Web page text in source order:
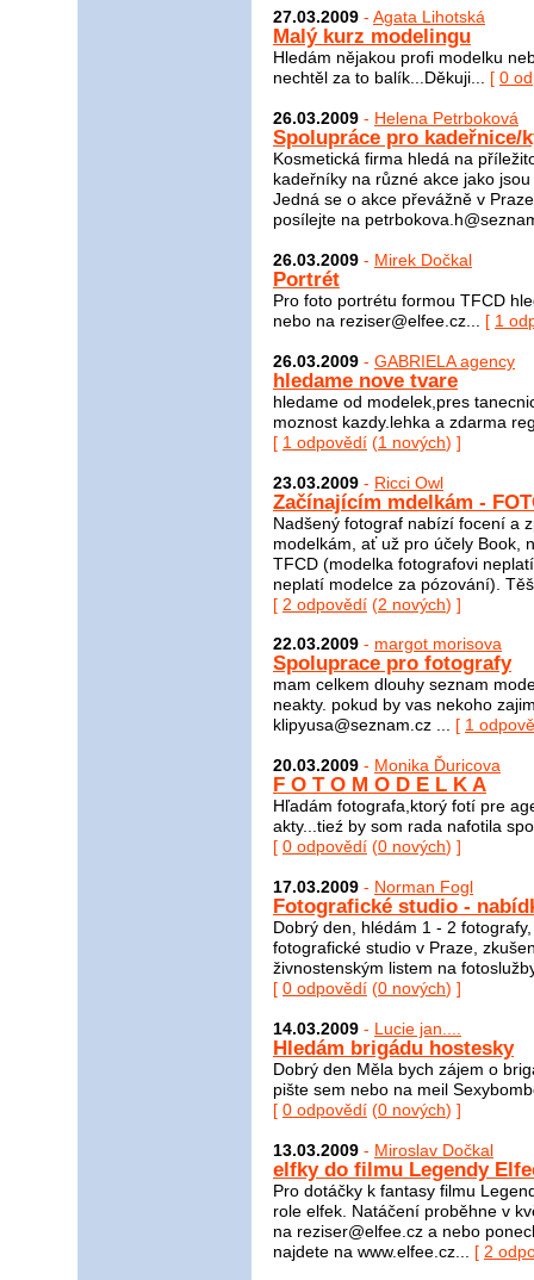
27.03.2009 - Agata Lihotská
Malý kurz modelingu
Hledám nějakou profi modelku
nechtěl za to balík...Děkuji... [ 0
26.03.2009 - Helena Petrboková
Spolupráce pro kadeřnice/
Kosmetická firma hledá na
kadeřníky na různé akce jako
Jedná se o akce převážně v
posílejte na
26.03.2009 - Mirek Dočkal
Portrét
Pro foto portrétu formou TFCD
nebo na reziser@elfee.cz... [ 1
26.03.2009 - GABRIELA agency
hledame nove tvare
hledame od modelek,pres
moznost kazdy.lehka a zdarma
[ 1 odpovědí (1 nových) ]
23.03.2009 - Ricci Owl
Začínajícím mdelkám -
Nadšený fotograf nabízí focení a
modelkám, ať už pro účely Book,
TFCD (modelka fotografovi
neplatí modelce za pózování).
[ 2 odpovědí (2 nových) ]
22.03.2009 - margot morisova
Spoluprace pro fotografy
mam celkem dlouhy seznam
neakty. pokud by vas nekoho
klipyusa@seznam.cz ... [ 1
20.03.2009 - Monika Ďuricova
F O T O M O D E L K A
Hľadám fotografa,ktorý fotí pre
akty...tieź by som rada nafotila
[ 0 odpovědí (0 nových) ]
17.03.2009 - Norman Fogl
Fotografické studio -
Dobrý den, hlédám 1 - 2
fotografické studio v Praze,
živnostenským listem na
[ 0 odpovědí (0 nových) ]
14.03.2009 - Lucie jan....
Hledám brigádu hostesky
Dobrý den Měla bych zájem o
pište sem nebo na meil
[ 0 odpovědí (0 nových) ]
13.03.2009 - Miroslav Dočkal
elfky do filmu Legendy
Pro dotáčky k fantasy filmu
role elfek. Natáčení proběhne v
na reziser@elfee.cz a nebo
najdete na www.elfee.cz... [ 2